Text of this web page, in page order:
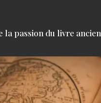
la passion du livre ancien